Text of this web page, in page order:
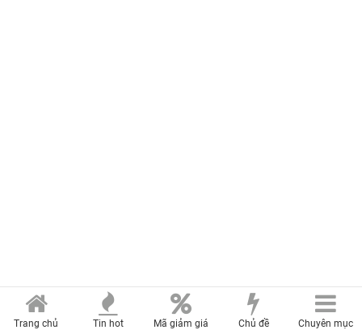
Trang chủ Tin hot Mã giảm giá Chủ đề Chuyên mục